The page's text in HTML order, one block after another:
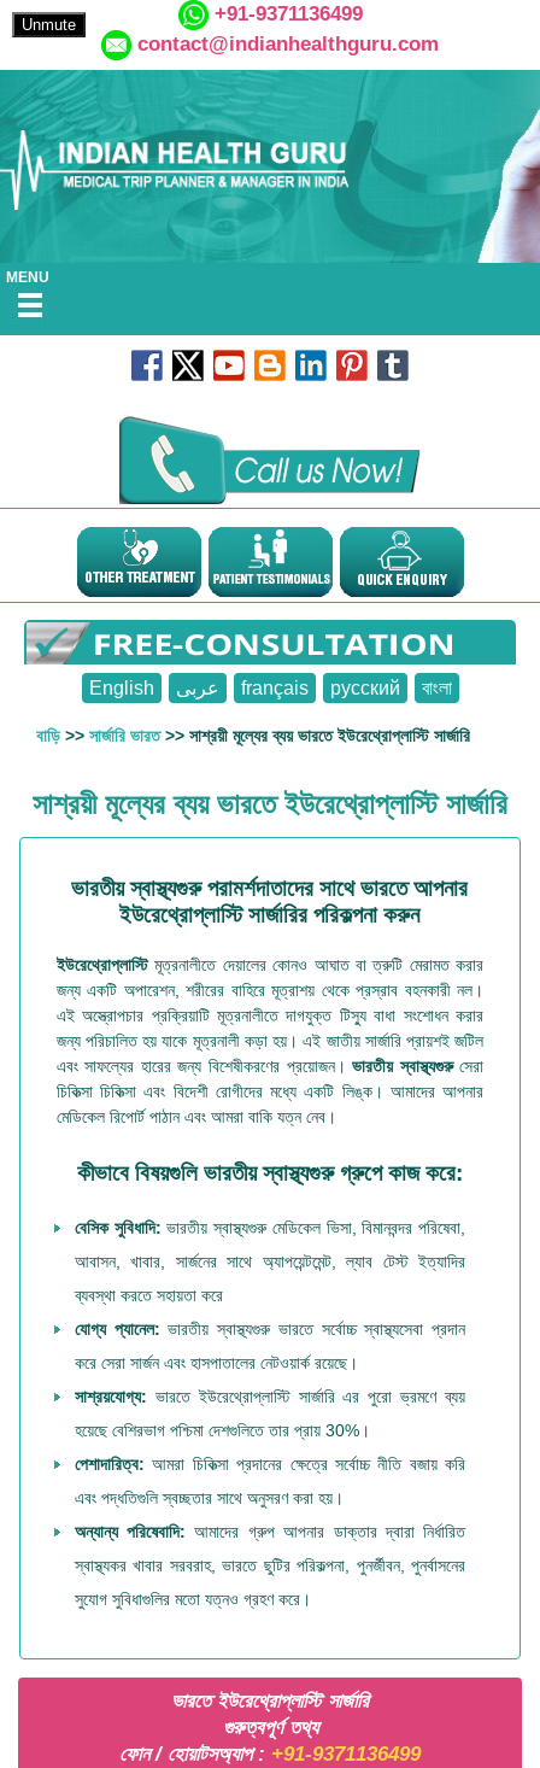
+91-9371136499
contact@indianhealthguru.com
MENU
English عربى français русский বাংলা
বাড়ি>> সার্জারি ভারত>> সাশ্রয়ী মূল্যের ব্যয় ভারতে ইউরেথ্রোপ্লাস্টি সার্জারি
সাশ্রয়ী মূল্যের ব্যয় ভারতে ইউরেথ্রোপ্লাস্টি সার্জারি
ভারতীয় স্বাস্থ্যগুরু পরামর্শদাতাদের সাথে ভারতে আপনার
ইউরেথ্রোপ্লাস্টি সার্জারির পরিকল্পনা করুন
ইউরেথ্রোপ্লাস্টিমূত্রনালীতে দেয়ালের কোনও আঘাত বা ত্রুটি মেরামত করার
জন্য একটি অপারেশন, শরীরের বাহিরে মূত্রাশয় থেকে প্রস্রাব বহনকারী নল।
এই অস্ত্রোপচার প্রক্রিয়াটি মূত্রনালীতে দাগযুক্ত টিস্যু বাধা সংশোধন করার
জন্য পরিচালিত হয় যাকে মূত্রনালী কড়া হয়। এই জাতীয় সার্জারি প্রায়শই জটিল
এবং সাফল্যের হারের জন্য বিশেষীকরণের প্রয়োজন।ভারতীয় স্বাস্থ্যগুরুসেরা
চিকিত্সা চিকিত্সা এবং বিদেশী রোগীদের মধ্যে একটি লিঙ্ক। আমাদের আপনার
মেডিকেল রিপোর্ট পাঠান এবং আমরা বাকি যত্ন নেব।
কীভাবে বিষয়গুলি ভারতীয় স্বাস্থ্যগুরু গ্রুপে কাজ করে:
বেসিক সুবিধাদি:ভারতীয় স্বাস্থ্যগুরু মেডিকেল ভিসা, বিমানবন্দর পরিষেবা,
আবাসন, খাবার, সার্জনের সাথে অ্যাপয়েন্টমেন্ট, ল্যাব টেস্ট ইত্যাদির
ব্যবস্থা করতে সহায়তা করে
যোগ্য প্যানেল:ভারতীয় স্বাস্থ্যগুরু ভারতে সর্বোচ্চ স্বাস্থ্যসেবা প্রদান
করে সেরা সার্জন এবং হাসপাতালের নেটওয়ার্ক রয়েছে।
সাশ্রয়যোগ্য: ভারতে ইউরেথ্রোপ্লাস্টি সার্জারি এর পুরো ভ্রমণে ব্যয়
হয়েছে বেশিরভাগ পশ্চিমা দেশগুলিতে তার প্রায় 30%।
পেশাদারিত্ব:আমরা চিকিত্সা প্রদানের ক্ষেত্রে সর্বোচ্চ নীতি বজায় করি
এবং পদ্ধতিগুলি স্বচ্ছতার সাথে অনুসরণ করা হয়।
অন্যান্য পরিষেবাদি:আমাদের গ্রুপ আপনার ডাক্তার দ্বারা নির্ধারিত
স্বাস্থ্যকর খাবার সরবরাহ, ভারতে ছুটির পরিকল্পনা, পুনর্জীবন, পুনর্বাসনের
সুযোগ সুবিধাগুলির মতো যত্নও গ্রহণ করে।
ভারতে ইউরেথ্রোপ্লাস্টি সার্জারি
গুরুত্বপূর্ণ তথ্য
ফোন / হোয়াটসঅ্যাপ : +91-9371136499
Unmute